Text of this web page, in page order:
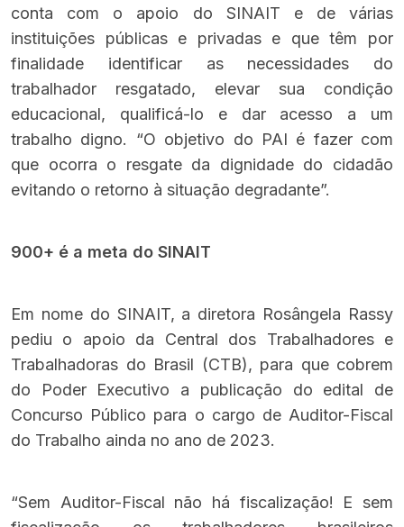
conta com o apoio do SINAIT e de várias
instituições públicas e privadas e que têm por
finalidade identificar as necessidades do
trabalhador resgatado, elevar sua condição
educacional, qualificá-lo e dar acesso a um
trabalho digno. “O objetivo do PAI é fazer com
que ocorra o resgate da dignidade do cidadão
evitando o retorno à situação degradante”.
900+ é a meta do SINAIT
Em nome do SINAIT, a diretora Rosângela Rassy
pediu o apoio da Central dos Trabalhadores e
Trabalhadoras do Brasil (CTB), para que cobrem
do Poder Executivo a publicação do edital de
Concurso Público para o cargo de Auditor-Fiscal
do Trabalho ainda no ano de 2023.
“Sem Auditor-Fiscal não há fiscalização! E sem